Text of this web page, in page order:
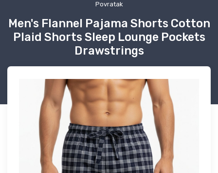
Povratak
Men's Flannel Pajama Shorts Cotton
Plaid Shorts Sleep Lounge Pockets
Drawstrings